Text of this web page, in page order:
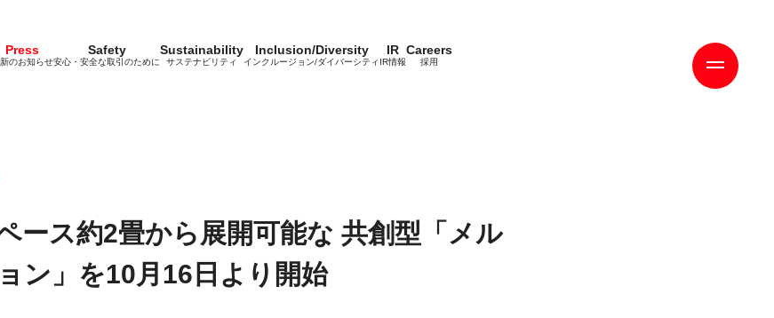
Press
のお知らせ
Safety
安心・安全な取引のために
Sustainability
サステナビリティ
Inclusion/Diversity
インクルージョン/ダイバーシティ
IR
IR情報
Careers
採用
ース約2畳から展開可能な 共創型「メル
ン」を10月16日より開始